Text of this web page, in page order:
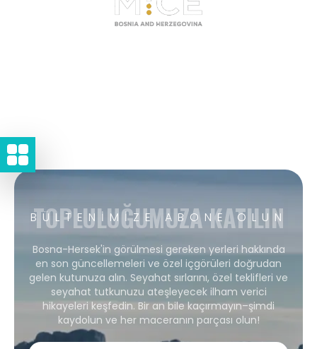
BÜLTENIMIZE ABONE OLUN
TOPLULUĞUMUZA KATILIN
Bosna-Hersek'in görülmesi gereken yerleri hakkında
en son güncellemeleri ve özel içgörüleri doğrudan
gelen kutunuza alın. Seyahat sırlarını, özel teklifleri ve
seyahat tutkunuzu ateşleyecek ilham verici
hikayeleri keşfedin. Bir an bile kaçırmayın–şimdi
kaydolun ve her maceranın parçası olun!